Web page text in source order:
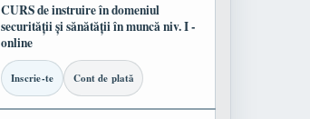
CURS de instruire în domeniul
securității și sănătății în muncă niv. I -
online
Inscrie-te Cont de plată